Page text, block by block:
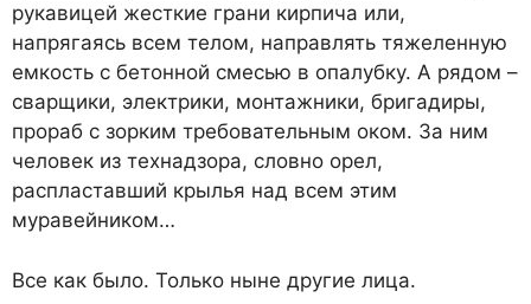
рукавицей жесткие грани кирпича или,
напрягаясь всем телом, направлять тяжеленную
емкость с бетонной смесью в опалубку. А рядом –
сварщики, электрики, монтажники, бригадиры,
прораб с зорким требовательным оком. За ним
человек из технадзора, словно орел,
распластавший крылья над всем этим
муравейником…
Все как было. Только ныне другие лица.